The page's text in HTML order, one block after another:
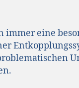
immer eine